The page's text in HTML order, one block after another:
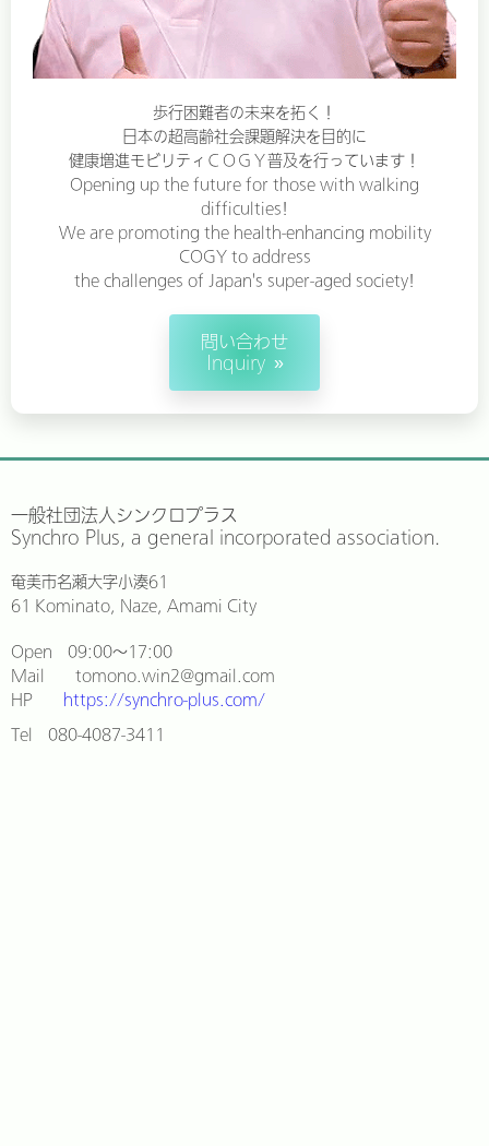
歩行困難者の未来を拓く！
日本の超高齢社会課題解決を目的に
健康増進モビリティＣＯＧＹ普及を行っています！
Opening up the future for those with walking
difficulties!
We are promoting the health-enhancing mobility
COGY to address
the challenges of Japan's super-aged society!
問い合わせ
Inquiry
一般社団法人シンクロプラス
Synchro Plus, a general incorporated association.
奄美市名瀬大字小湊61
61 Kominato, Naze, Amami City
Open 09:00〜17:00
Mail tomono.win2@gmail.com
HP https://synchro-plus.com/
Tel 080-4087-3411